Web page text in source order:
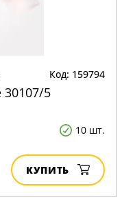
Код: 159794
30107/5
10 шт.
КУПИТЬ